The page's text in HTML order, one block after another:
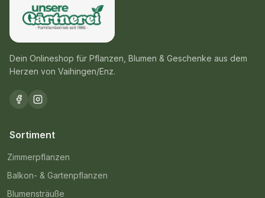
Dein Onlineshop für Pflanzen, Blumen & Geschenke aus dem
Herzen von Vaihingen/Enz.
Sortiment
Zimmerpflanzen
Balkon- & Gartenpflanzen
Blumensträuße